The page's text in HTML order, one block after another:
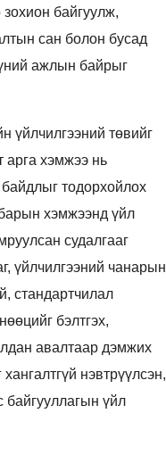
байгуулж,
сан болон бусад
ажлын байрыг
үйлчилгээний төвийг
арга хэмжээ нь
тодорхойлох
хэмжээнд үйл
судалгааг
үйлчилгээний чанарын
стандартчилал
бэлтгэх,
авалтаар дэмжих
нэвтрүүлсэн,
байгууллагын үйл